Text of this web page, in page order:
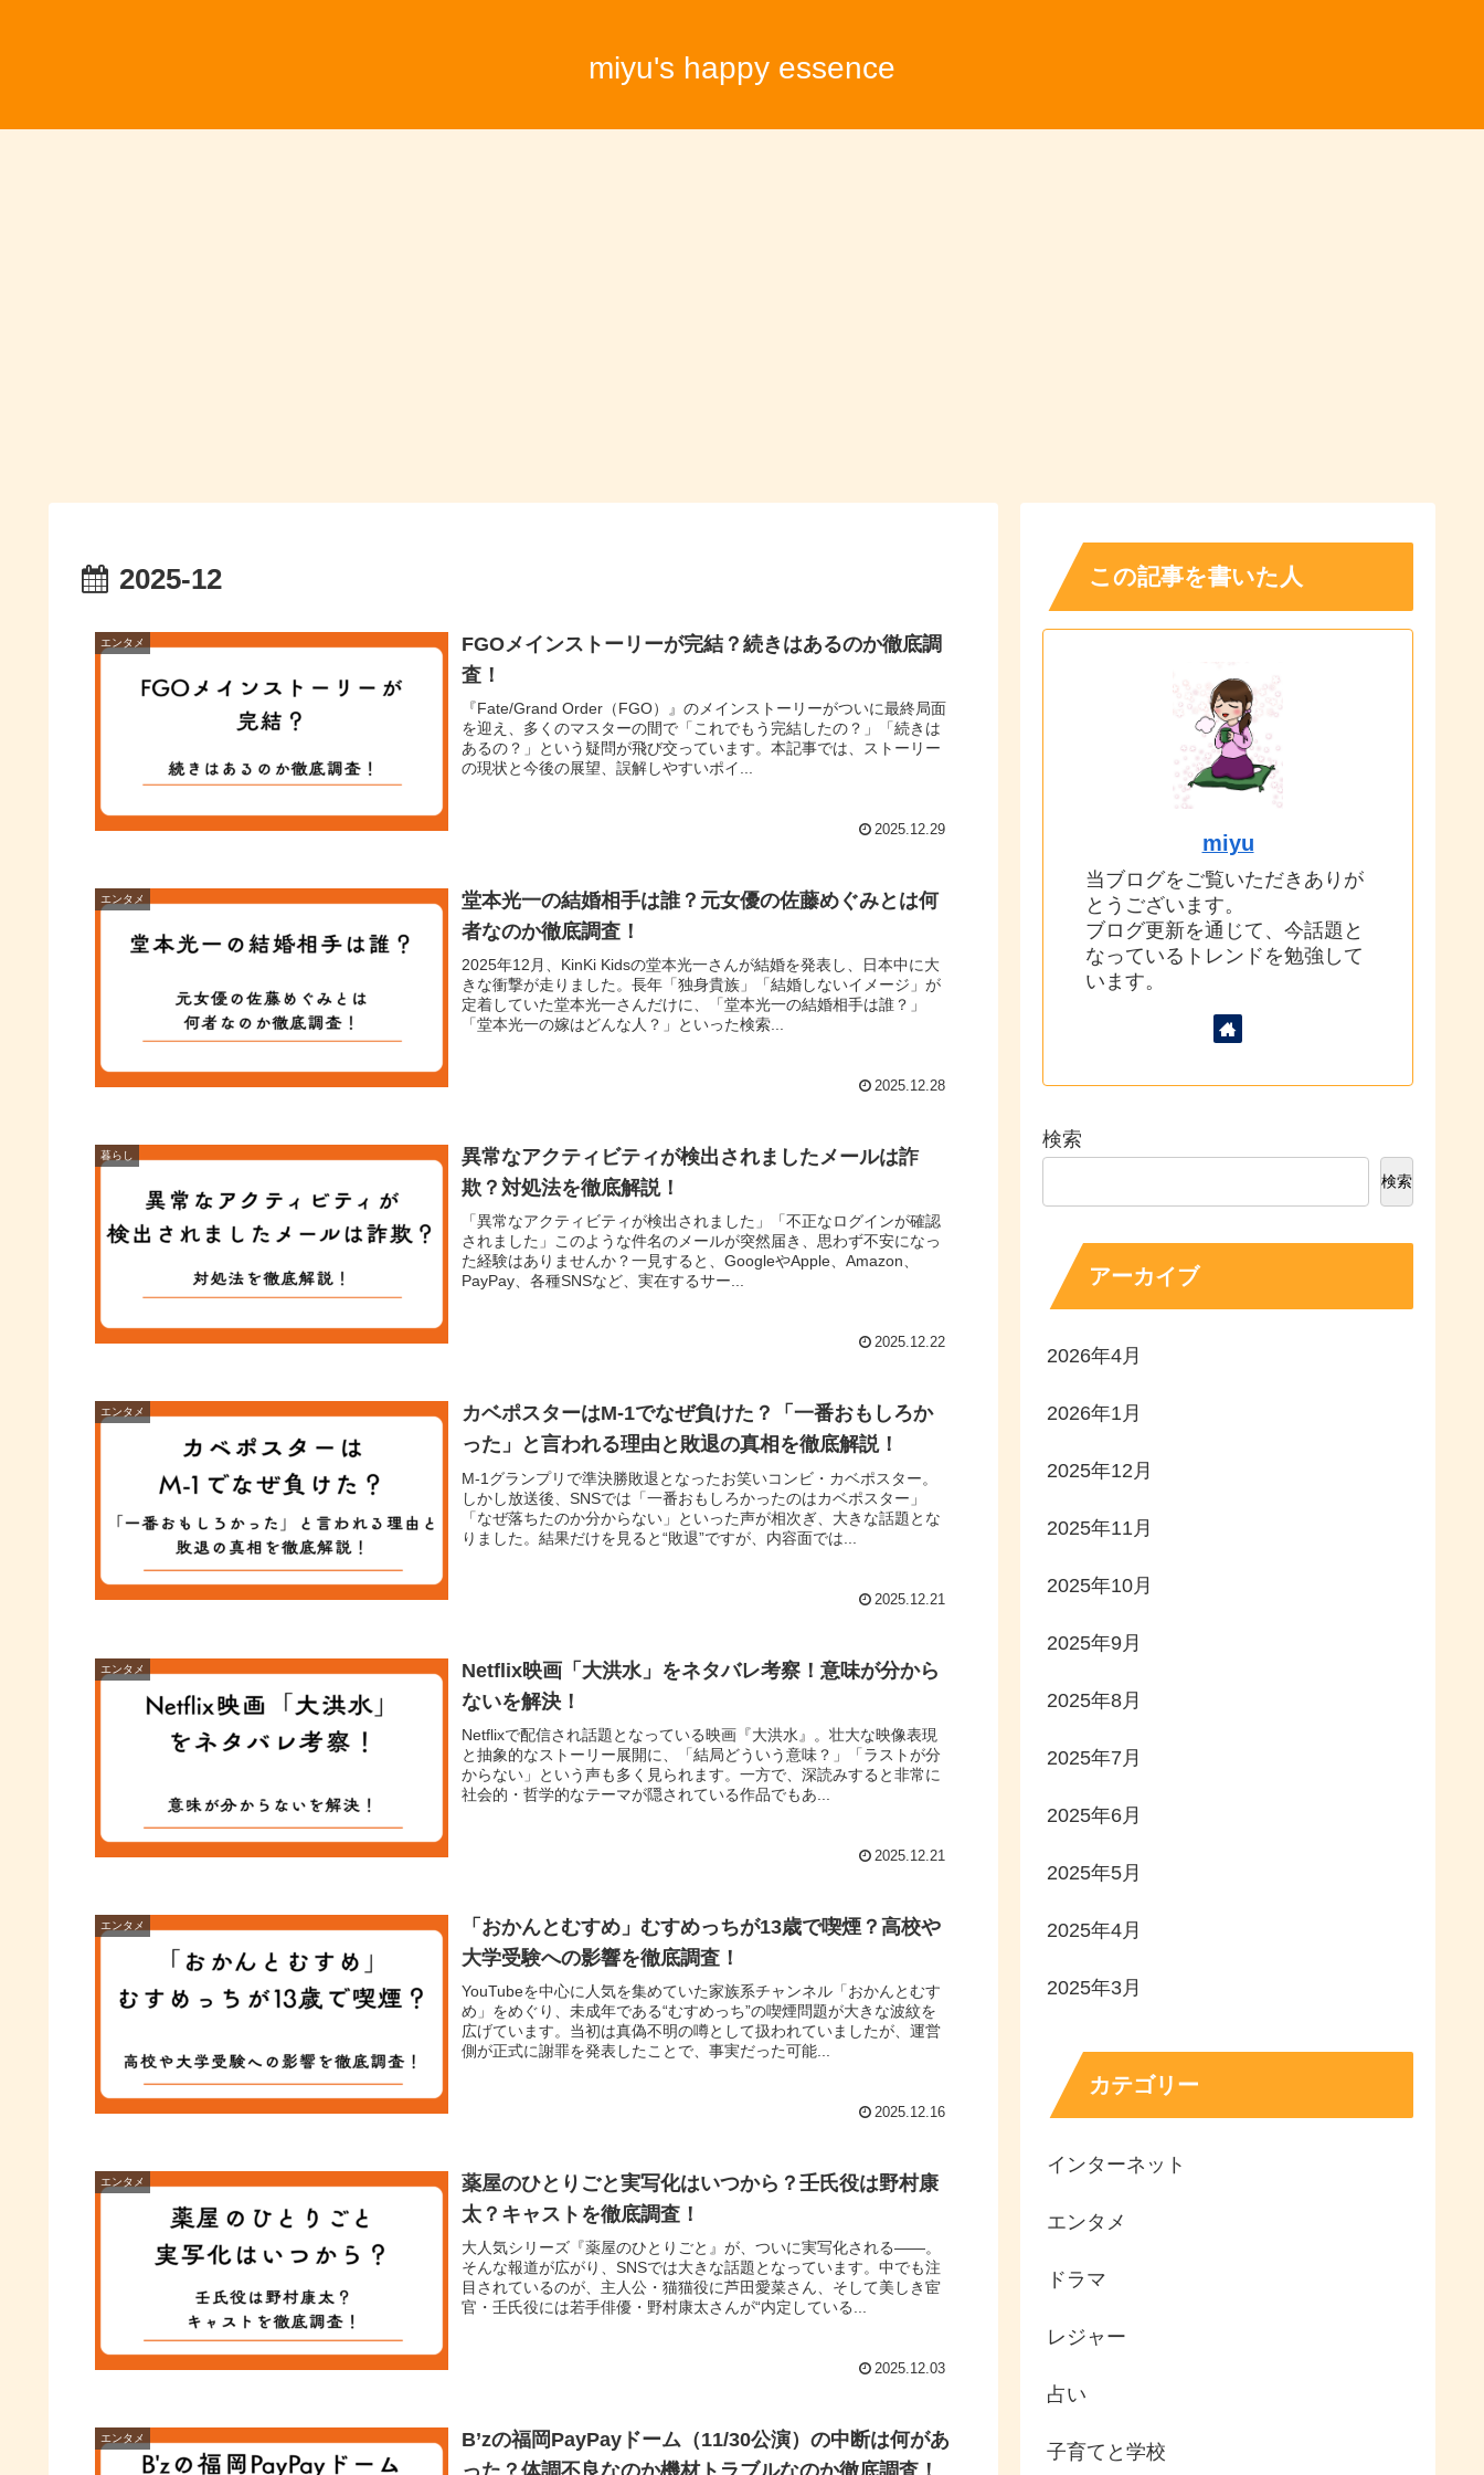
miyu's happy essence
2025-12
エンタメ
FGOメインストーリーが完結？続きはあるのか徹底調
査！
『Fate/Grand Order（FGO）』のメインストーリーがついに最終局面
を迎え、多くのマスターの間で「これでもう完結したの？」「続きは
あるの？」という疑問が飛び交っています。本記事では、ストーリー
の現状と今後の展望、誤解しやすいポイ...
2025.12.29
エンタメ
堂本光一の結婚相手は誰？元女優の佐藤めぐみとは何
者なのか徹底調査！
2025年12月、KinKi Kidsの堂本光一さんが結婚を発表し、日本中に大
きな衝撃が走りました。長年「独身貴族」「結婚しないイメージ」が
定着していた堂本光一さんだけに、「堂本光一の結婚相手は誰？」
「堂本光一の嫁はどんな人？」といった検索...
2025.12.28
暮らし
異常なアクティビティが検出されましたメールは詐
欺？対処法を徹底解説！
「異常なアクティビティが検出されました」「不正なログインが確認
されました」このような件名のメールが突然届き、思わず不安になっ
た経験はありませんか？一見すると、GoogleやApple、Amazon、
PayPay、各種SNSなど、実在するサー...
2025.12.22
エンタメ
カベポスターはM-1でなぜ負けた？「一番おもしろか
った」と言われる理由と敗退の真相を徹底解説！
M-1グランプリで準決勝敗退となったお笑いコンビ・カベポスター。
しかし放送後、SNSでは「一番おもしろかったのはカベポスター」
「なぜ落ちたのか分からない」といった声が相次ぎ、大きな話題とな
りました。結果だけを見ると“敗退”ですが、内容面では...
2025.12.21
エンタメ
Netflix映画「大洪水」をネタバレ考察！意味が分から
ないを解決！
Netflixで配信され話題となっている映画『大洪水』。壮大な映像表現
と抽象的なストーリー展開に、「結局どういう意味？」「ラストが分
からない」という声も多く見られます。一方で、深読みすると非常に
社会的・哲学的なテーマが隠されている作品でもあ...
2025.12.21
エンタメ
「おかんとむすめ」むすめっちが13歳で喫煙？高校や
大学受験への影響を徹底調査！
YouTubeを中心に人気を集めていた家族系チャンネル「おかんとむす
め」をめぐり、未成年である“むすめっち”の喫煙問題が大きな波紋を
広げています。当初は真偽不明の噂として扱われていましたが、運営
側が正式に謝罪を発表したことで、事実だった可能...
2025.12.16
エンタメ
薬屋のひとりごと実写化はいつから？壬氏役は野村康
太？キャストを徹底調査！
大人気シリーズ『薬屋のひとりごと』が、ついに実写化される――。
そんな報道が広がり、SNSでは大きな話題となっています。中でも注
目されているのが、主人公・猫猫役に芦田愛菜さん、そして美しき宦
官・壬氏役には若手俳優・野村康太さんが“内定している...
2025.12.03
エンタメ
B’zの福岡PayPayドーム（11/30公演）の中断は何があ
この記事を書いた人
miyu
当ブログをご覧いただきありが
とうございます。
ブログ更新を通じて、今話題と
なっているトレンドを勉強して
います。
検索
検索
アーカイブ
2026年4月
2026年1月
2025年12月
2025年11月
2025年10月
2025年9月
2025年8月
2025年7月
2025年6月
2025年5月
2025年4月
2025年3月
カテゴリー
インターネット
エンタメ
ドラマ
レジャー
占い
子育てと学校